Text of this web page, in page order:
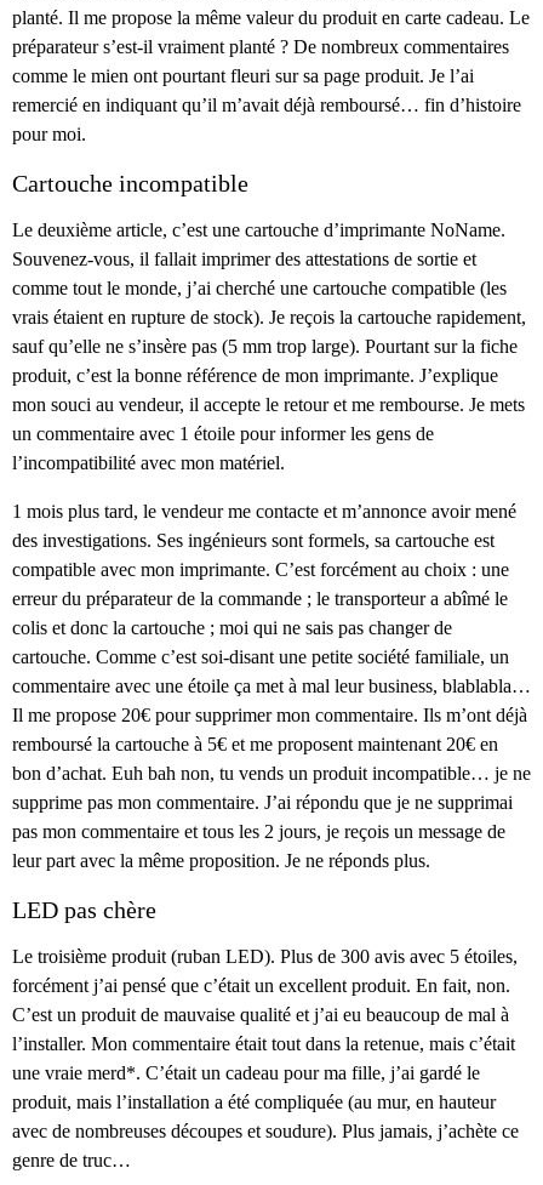
planté. Il me propose la même valeur du produit en carte cadeau. Le
préparateur s’est-il vraiment planté ? De nombreux commentaires
comme le mien ont pourtant fleuri sur sa page produit. Je l’ai
remercié en indiquant qu’il m’avait déjà remboursé… fin d’histoire
pour moi.
Cartouche incompatible
Le deuxième article, c’est une cartouche d’imprimante NoName.
Souvenez-vous, il fallait imprimer des attestations de sortie et
comme tout le monde, j’ai cherché une cartouche compatible (les
vrais étaient en rupture de stock). Je reçois la cartouche rapidement,
sauf qu’elle ne s’insère pas (5 mm trop large). Pourtant sur la fiche
produit, c’est la bonne référence de mon imprimante. J’explique
mon souci au vendeur, il accepte le retour et me rembourse. Je mets
un commentaire avec 1 étoile pour informer les gens de
l’incompatibilité avec mon matériel.
1 mois plus tard, le vendeur me contacte et m’annonce avoir mené
des investigations. Ses ingénieurs sont formels, sa cartouche est
compatible avec mon imprimante. C’est forcément au choix : une
erreur du préparateur de la commande ; le transporteur a abîmé le
colis et donc la cartouche ; moi qui ne sais pas changer de
cartouche. Comme c’est soi-disant une petite société familiale, un
commentaire avec une étoile ça met à mal leur business, blablabla…
Il me propose 20€ pour supprimer mon commentaire. Ils m’ont déjà
remboursé la cartouche à 5€ et me proposent maintenant 20€ en
bon d’achat. Euh bah non, tu vends un produit incompatible… je ne
supprime pas mon commentaire. J’ai répondu que je ne supprimai
pas mon commentaire et tous les 2 jours, je reçois un message de
leur part avec la même proposition. Je ne réponds plus.
LED pas chère
Le troisième produit (ruban LED). Plus de 300 avis avec 5 étoiles,
forcément j’ai pensé que c’était un excellent produit. En fait, non.
C’est un produit de mauvaise qualité et j’ai eu beaucoup de mal à
l’installer. Mon commentaire était tout dans la retenue, mais c’était
une vraie merd*. C’était un cadeau pour ma fille, j’ai gardé le
produit, mais l’installation a été compliquée (au mur, en hauteur
avec de nombreuses découpes et soudure). Plus jamais, j’achète ce
genre de truc…